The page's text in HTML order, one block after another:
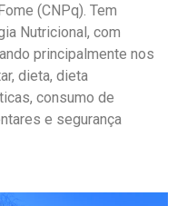
(CNPq). Tem
Nutricional, com
principalmente nos
dieta, dieta
consumo de
e segurança